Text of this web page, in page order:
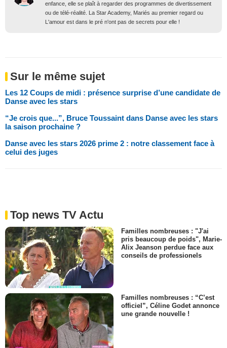
enfance, elle se plaît à regarder des programmes de divertissement
ou de télé-réalité. La Star Academy, Mariés au premier regard ou
L'amour est dans le pré n'ont pas de secrets pour elle !
Sur le même sujet
Les 12 Coups de midi : présence surprise d’une candidate de
Danse avec les stars
“Je crois que...”, Bruce Toussaint dans Danse avec les stars
la saison prochaine ?
Danse avec les stars 2026 prime 2 : notre classement face à
celui des juges
Top news TV Actu
Familles nombreuses : "J'ai
pris beaucoup de poids", Marie-
Alix Jeanson perdue face aux
conseils de professionels
Familles nombreuses : “C’est
officiel”, Céline Godet annonce
une grande nouvelle !